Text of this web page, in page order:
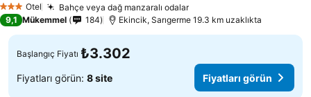
3 YıldızOtel Bahçe veya dağ manzaralı odalar
9,1 Mükemmel 184 Ekincik, Sarıgerme 19.3 km uzaklıkta
Başlangıç Fiyatı ₺3.302
Fiyatları görün: 8 site Fiyatları görün